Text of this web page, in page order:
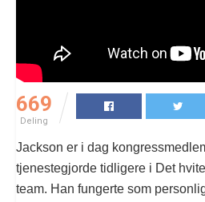
669
Deling
Jackson er i dag
tjenestegjorde tidligere i Det
team. Han fungerte som